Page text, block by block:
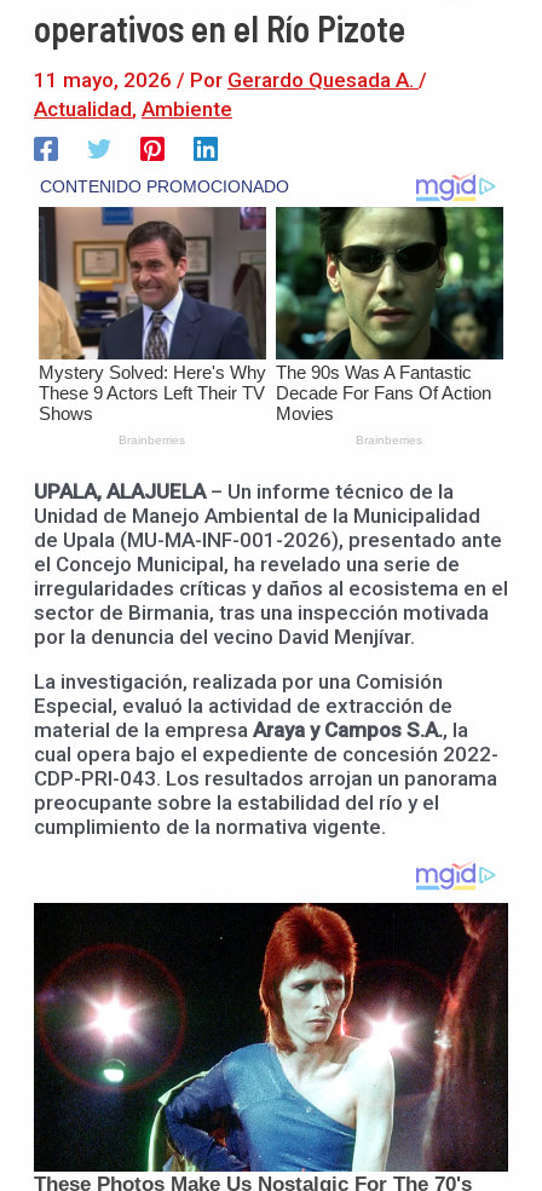
operativos en el Río Pizote
11 mayo, 2026 / Por Gerardo Quesada A. /
Actualidad, Ambiente
UPALA, ALAJUELA– Un informe técnico de la
Unidad de Manejo Ambiental de la Municipalidad
de Upala (MU-MA-INF-001-2026), presentado ante
el Concejo Municipal, ha revelado una serie de
irregularidades críticas y daños al ecosistema en el
sector de Birmania, tras una inspección motivada
por la denuncia del vecino David Menjívar.
La investigación, realizada por una Comisión
Especial, evaluó la actividad de extracción de
material de la empresa Araya y Campos S.A., la
cual opera bajo el expediente de concesión 2022-
CDP-PRI-043. Los resultados arrojan un panorama
preocupante sobre la estabilidad del río y el
cumplimiento de la normativa vigente.